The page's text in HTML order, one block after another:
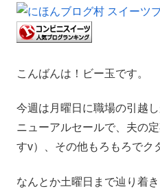
こんばんは！ビー玉です。
今週は月曜日に職場の引越
ニューアルセールで、夫の
すv）、その他もろもろでク
なんとか土曜日まで辿り着